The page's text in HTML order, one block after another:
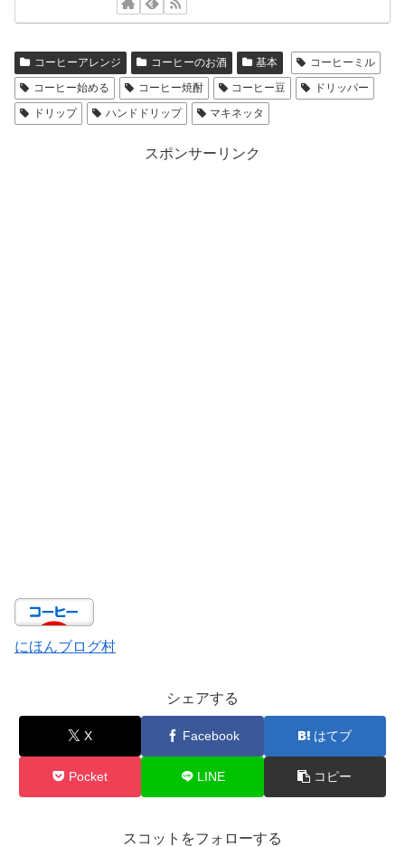
コーヒーアレンジ コーヒーのお酒 基本
コーヒーミル
コーヒー始める
コーヒー焼酎 コーヒー豆
ドリッパー
ドリップ
ハンドドリップ マキネッタ
スポンサーリンク
にほんブログ村
シェアする
X Facebook はてブ
Pocket LINE コピー
スコットをフォローする